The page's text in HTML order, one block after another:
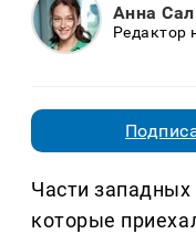
Анна
Редактор
Части западных
которые